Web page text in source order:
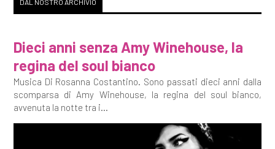
DAL NOSTRO ARCHIVIO
Dieci anni senza Amy Winehouse, la
regina del soul bianco
Musica Di Rosanna Costantino. Sono passati dieci anni dalla
scomparsa di Amy Winehouse, la regina del soul bianco,
avvenuta la notte tra i...